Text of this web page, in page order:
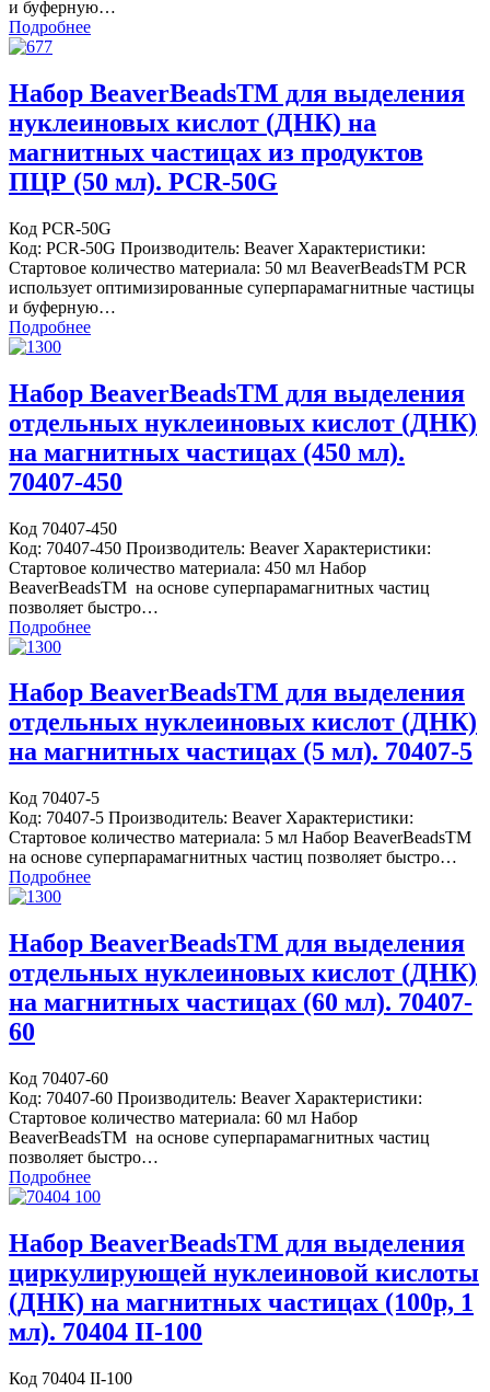
и буферную…
Подробнее
Набор BeaverBeadsTM для выделения
нуклеиновых кислот (ДНК) на
магнитных частицах из продуктов
ПЦР (50 мл). PCR-50G
Код PCR-50G
Код: PCR-50G Производитель: Beaver Характеристики:
Стартовое количество материала: 50 мл BeaverBeadsTM PCR
использует оптимизированные суперпарамагнитные частицы
и буферную…
Подробнее
Набор BeaverBeadsTM для выделения
отдельных нуклеиновых кислот (ДНК)
на магнитных частицах (450 мл).
70407-450
Код 70407-450
Код: 70407-450 Производитель: Beaver Характеристики:
Стартовое количество материала: 450 мл Набор
BeaverBeadsTM на основе суперпарамагнитных частиц
позволяет быстро…
Подробнее
Набор BeaverBeadsTM для выделения
отдельных нуклеиновых кислот (ДНК)
на магнитных частицах (5 мл). 70407-5
Код 70407-5
Код: 70407-5 Производитель: Beaver Характеристики:
Стартовое количество материала: 5 мл Набор BeaverBeadsTM
на основе суперпарамагнитных частиц позволяет быстро…
Подробнее
Набор BeaverBeadsTM для выделения
отдельных нуклеиновых кислот (ДНК)
на магнитных частицах (60 мл). 70407-
60
Код 70407-60
Код: 70407-60 Производитель: Beaver Характеристики:
Стартовое количество материала: 60 мл Набор
BeaverBeadsTM на основе суперпарамагнитных частиц
позволяет быстро…
Подробнее
Набор BeaverBeadsTM для выделения
циркулирующей нуклеиновой кислоты
(ДНК) на магнитных частицах (100р, 1
мл). 70404 II-100
Код 70404 II-100